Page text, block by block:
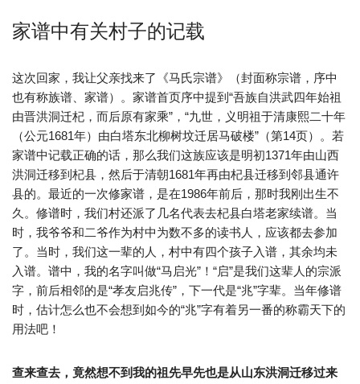
家谱中有关村子的记载
这次回家，我让父亲找来了《马氏宗谱》（封面称宗谱，序中
也有称族谱、家谱）。家谱首页序中提到“吾族自洪武四年始祖
由晋洪洞迁杞，而后原有家乘”，“九世，义明祖于清康熙二十年
（公元1681年）由白塔东北柳树坟迁居马破楼”（第14页）。若
家谱中记载正确的话，那么我们这族应该是明初1371年由山西
洪洞迁移到杞县，然后于清朝1681年再由杞县迁移到邻县通许
县的。最近的一次修家谱，是在1986年前后，那时我刚出生不
久。修谱时，我们村还派了几名代表去杞县白塔老家续谱。当
时，我爷爷和二爷作为村中为数不多的读书人，应该都去参加
了。当时，我们这一辈的人，村中有四个孩子入谱，其余均未
入谱。谱中，我的名字叫做“马启光”！“启”是我们这辈人的宗派
字，前后相邻的是“孝友启兆传”，下一代是“兆”字辈。当年修谱
时，估计怎么也不会想到如今的“兆”字有着另一番的称霸天下的
用法吧！
查来查去，竟然想不到我的祖先早先也是从山东洪洞迁移过来